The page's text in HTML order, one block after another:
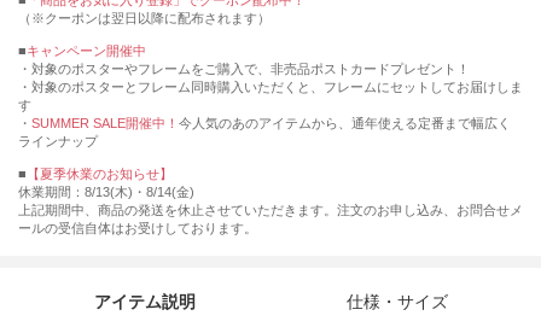
（※クーポンは翌日以降に配布されます）
■キャンペーン開催中
・対象のポスターやフレームをご購入で、非売品ポストカードプレゼント！
・対象のポスターとフレーム同時購入いただくと、フレームにセットしてお届けしま
す
・ SUMMER SALE開催中！ 今人気のあのアイテムから、通年使える定番まで幅広く
ラインナップ
■ 【夏季休業のお知らせ】
休業期間：8/13(木)・8/14(金)
上記期間中、商品の発送を休止させていただきます。注文のお申し込み、お問合せメ
ールの受信自体はお受けしております。
アイテム説明 仕様・サイズ